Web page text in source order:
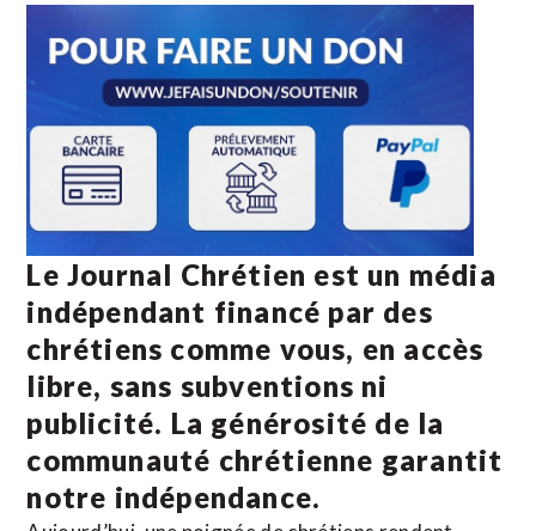
Le Journal Chrétien est un média
indépendant financé par des
chrétiens comme vous, en accès
libre, sans subventions ni
publicité. La générosité de la
communauté chrétienne garantit
notre indépendance.